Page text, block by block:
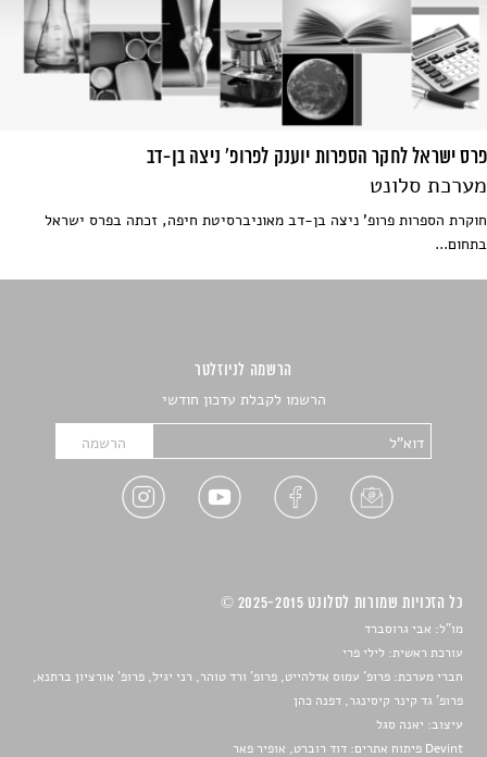
פרס ישראל לחקר הספרות יוענק לפרופ' ניצה בן-דב
מערכת סלונט
חוקרת הספרות פרופ' ניצה בן-דב מאוניברסיטת חיפה, זכתה בפרס ישראל
בתחום...
הרשמה לניוזלטר
הרשמו לקבלת עדכון חודשי
כל הזכויות שמורות לסלונט 2025-2015 ©
מו"ל: אבי גרוסברד
עורכת ראשית: לילי פרי
חברי מערכת: פרופ' עמוס אדלהייט, פרופ' ורד טוהר, רני יגיל, פרופ' אורציון ברתנא,
פרופ' גד קינר קיסינגר, דפנה כהן
עיצוב: יאנה סגל
Devint פיתוח אתרים: דוד רוברט, אופיר פאר